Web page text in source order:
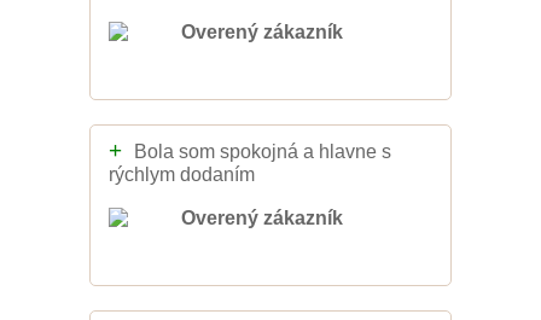
Overený zákazník
+
Bola som spokojná a hlavne s
rýchlym dodaním
Overený zákazník